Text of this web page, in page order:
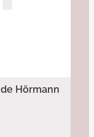
Hörmann